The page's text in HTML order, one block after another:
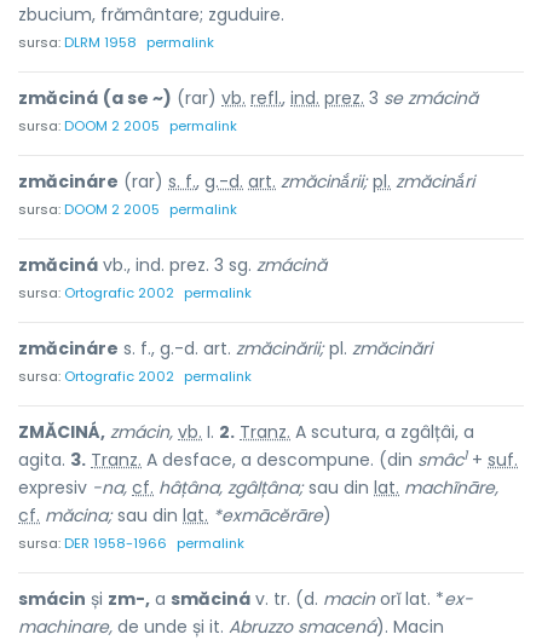
zbucium, frământare; zguduire.
sursa:DLRM 1958 permalink
zmăciná (a se ~) (rar) vb. refl., ind. prez. 3 se zmácină
sursa:DOOM 2 2005 permalink
zmăcináre (rar) s. f., g.-d. art. zmăcinắrii; pl. zmăcinắri
sursa:DOOM 2 2005 permalink
zmăciná vb., ind. prez. 3 sg. zmácină
sursa: Ortografic 2002 permalink
zmăcináre s. f., g.-d. art. zmăcinării;pl. zmăcinări
sursa: Ortografic 2002 permalink
ZMĂCINÁ, zmácin, vb. I. 2. Tranz. A scutura, a zgâlțâi, a
agita. 3. Tranz. A desface, a descompune. (din smâc1+ suf.
expresiv -na, cf. hâțâna, zgâlțâna;sau din lat. machĩnāre,
cf. măcina;sau din lat. *exmācĕrāre)
sursa:DER 1958-1966 permalink
smácin și zm-, a smăciná v. tr. (d. macinorĭ lat. *ex-
machinare, de unde și it. Abruzzo smacená). Macin